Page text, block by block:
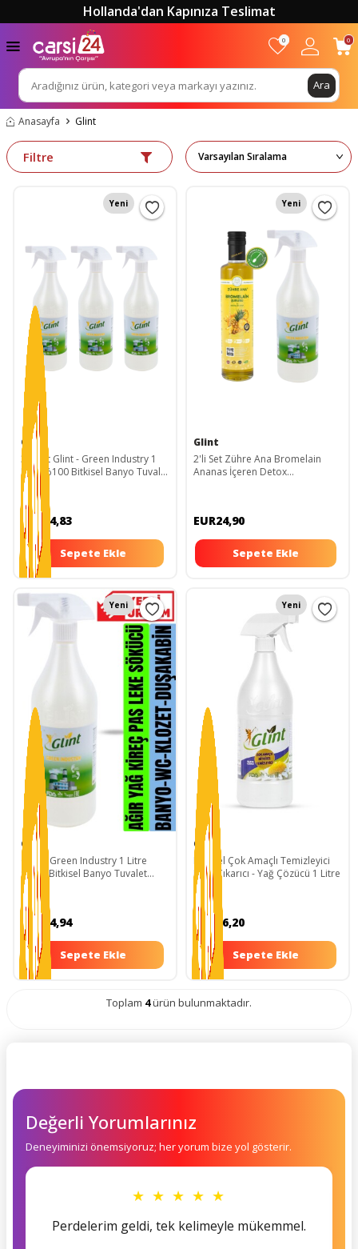
Hollanda'dan Kapınıza Teslimat
Ara
0 0
Anasayfa Glint
Filtre
Yeni
Glint
3lü Set Glint - Green Industry 1
Litre %100 Bitkisel Banyo Tuvalet
Temizleyici Kireç Çözücü Şömine
Temizleyici Sprey
EUR44,83
Sepete Ekle
Yeni
Glint
2'li Set Zühre Ana Bromelain
Ananas İçeren Detox
Temizleyici Sprey
EUR24,90
Sepete Ekle
Yeni
Glint
Glint - Green Industry 1 Litre
%100 Bitkisel Banyo Tuvalet
Temizleyici Kireç Çözücü Şömine
Temizleyici Sprey
EUR14,94
Sepete Ekle
Yeni
Glint
Bitkisel Çok Amaçlı Temizleyici
Leke Çıkarıcı - Yağ Çözücü 1 Litre
EUR16,20
Sepete Ekle
Toplam 4ürün bulunmaktadır.
Değerli Yorumlarınız
Deneyiminizi önemsiyoruz; her yorum bize yol gösterir.
★ ★ ★ ★ ★
Perdelerim geldi, tek kelimeyle mükemmel.